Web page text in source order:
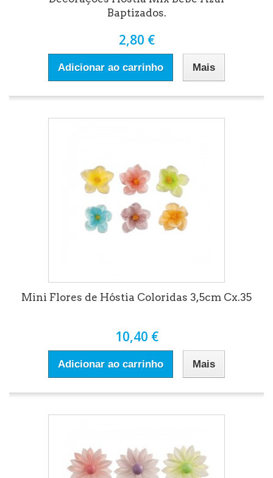
Baptizados.
2,80 €
Adicionar ao carrinho Mais
Mini Flores de Hóstia Coloridas 3,5cm Cx.35
10,40 €
Adicionar ao carrinho Mais